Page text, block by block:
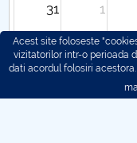
31 1
Acest site foloseste
vizitatorilor intr-o perioada
dati acordul folosiri